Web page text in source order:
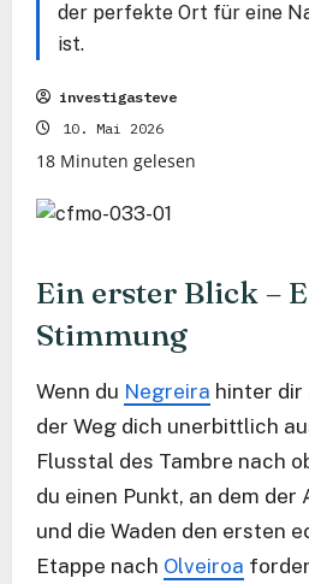
der perfekte Ort für eine
ist.
investigasteve
10. Mai 2026
18 Minuten gelesen
Ein erster Blick –
Stimmung
Wenn du Negreira hinter dir
der Weg dich unerbittlich
Flusstal des Tambre nach
du einen Punkt, an dem der
und die Waden den ersten
Etappe nach Olveiroa